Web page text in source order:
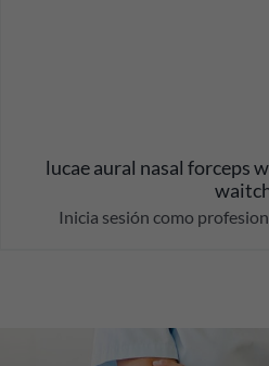
lucae aural nasal forceps
Inicia sesión como